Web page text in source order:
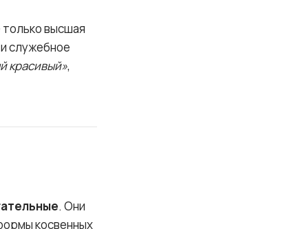
только высшая
служебное
красивый»,
. Они
косвенных